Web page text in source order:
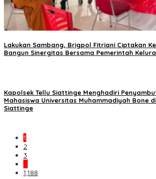
Lakukan Sambang, Brigpol Fitriani Ciptakan
Bangun Sinergitas Bersama Pemerintah
Kapolsek Tellu Siattinge Menghadiri
Mahasiswa Universitas Muhammadiyah Bone
Siattinge
1
2
3
…
1,188